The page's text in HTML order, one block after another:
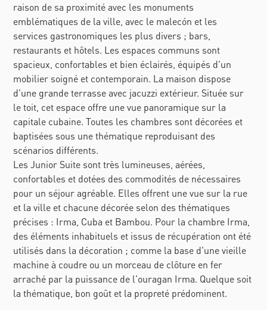
raison de sa proximité avec les monuments
emblématiques de la ville, avec le malecón et les
services gastronomiques les plus divers ; bars,
restaurants et hôtels. Les espaces communs sont
spacieux, confortables et bien éclairés, équipés d'un
mobilier soigné et contemporain. La maison dispose
d'une grande terrasse avec jacuzzi extérieur. Située sur
le toit, cet espace offre une vue panoramique sur la
capitale cubaine. Toutes les chambres sont décorées et
baptisées sous une thématique reproduisant des
scénarios différents.
Les Junior Suite sont très lumineuses, aérées,
confortables et dotées des commodités de nécessaires
pour un séjour agréable. Elles offrent une vue sur la rue
et la ville et chacune décorée selon des thématiques
précises : Irma, Cuba et Bambou. Pour la chambre Irma,
des éléments inhabituels et issus de récupération ont été
utilisés dans la décoration ; comme la base d'une vieille
machine à coudre ou un morceau de clôture en fer
arraché par la puissance de l'ouragan Irma. Quelque soit
la thématique, bon goût et la propreté prédominent.